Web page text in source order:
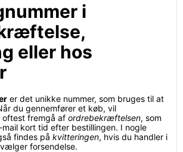
i
eller hos
er det unikke nummer, som bruges til at
du gennemfører et køb, vil
oftest fremgå af ordrebekræftelsen, som
kort tid efter bestillingen. I nogle
findes på kvitteringen, hvis du handler i
forsendelse.